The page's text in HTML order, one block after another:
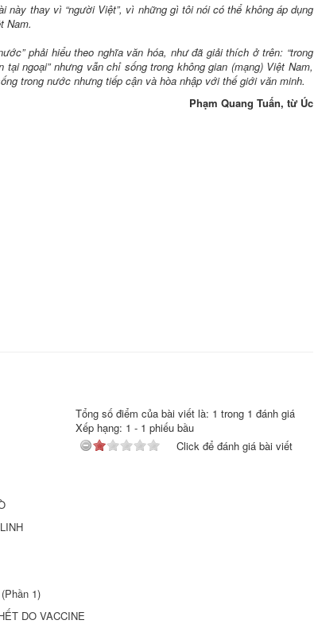
này thay vì “người Việt”, vì những gì tôi nói có thể không áp dụng
Nam.
phải hiểu theo nghĩa văn hóa, như đã giải thích ở trên: “trong
tại ngoại” nhưng vẫn chỉ sống trong không gian (mạng) Việt Nam,
trong nước nhưng tiếp cận và hòa nhập với thế giới văn minh.
Phạm Quang Tuấn, từ Úc
Tổng số điểm của bài viết là: 1 trong 1 đánh giá
Xếp hạng: 1 - 1 phiếu bầu
Click để đánh giá bài viết
1)
DO VACCINE